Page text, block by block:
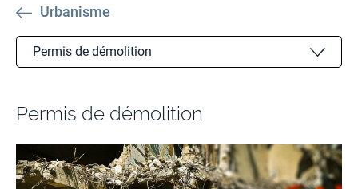
Urbanisme
Permis de démolition
Le Plan Local d’Urbanisme intercommunal
Création de numéro de voirie
Permis de démolition